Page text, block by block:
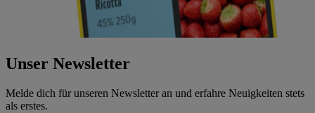
Unser Newsletter
Melde dich für unseren Newsletter an und erfahre Neuigkeiten stets
als erstes.